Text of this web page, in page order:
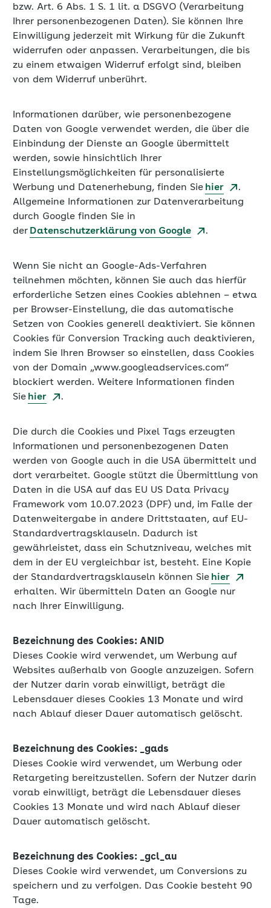
bzw. Art. 6 Abs. 1 S. 1 lit. a DSGVO (Verarbeitung
Ihrer personenbezogenen Daten). Sie können Ihre
Einwilligung jederzeit mit Wirkung für die Zukunft
widerrufen oder anpassen. Verarbeitungen, die bis
zu einem etwaigen Widerruf erfolgt sind, bleiben
von dem Widerruf unberührt.
Informationen darüber, wie personenbezogene
Daten von Google verwendet werden, die über die
Einbindung der Dienste an Google übermittelt
werden, sowie hinsichtlich Ihrer
Einstellungsmöglichkeiten für personalisierte
Werbung und Datenerhebung, finden Sie hier
.
Allgemeine Informationen zur Datenverarbeitung
durch Google finden Sie in
der Datenschutzerklärung von Google .
Wenn Sie nicht an Google-Ads-Verfahren
teilnehmen möchten, können Sie auch das hierfür
erforderliche Setzen eines Cookies ablehnen – etwa
per Browser-Einstellung, die das automatische
Setzen von Cookies generell deaktiviert. Sie können
Cookies für Conversion Tracking auch deaktivieren,
indem Sie Ihren Browser so einstellen, dass Cookies
von der Domain „www.googleadservices.com“
blockiert werden. Weitere Informationen finden
Sie hier .
Die durch die Cookies und Pixel Tags erzeugten
Informationen und personenbezogenen Daten
werden von Google auch in die USA übermittelt und
dort verarbeitet. Google stützt die Übermittlung von
Daten in die USA auf das EU US Data Privacy
Framework vom 10.07.2023 (DPF) und, im Falle der
Datenweitergabe in andere Drittstaaten, auf EU-
Standardvertragsklauseln. Dadurch ist
gewährleistet, dass ein Schutzniveau, welches mit
dem in der EU vergleichbar ist, besteht. Eine Kopie
der Standardvertragsklauseln können Sie hier
erhalten. Wir übermitteln Daten an Google nur
nach Ihrer Einwilligung.
Bezeichnung des Cookies: ANID
Dieses Cookie wird verwendet, um Werbung auf
Websites außerhalb von Google anzuzeigen. Sofern
der Nutzer darin vorab einwilligt, beträgt die
Lebensdauer dieses Cookies 13 Monate und wird
nach Ablauf dieser Dauer automatisch gelöscht.
Bezeichnung des Cookies: _gads
Dieses Cookie wird verwendet, um Werbung oder
Retargeting bereitzustellen. Sofern der Nutzer darin
vorab einwilligt, beträgt die Lebensdauer dieses
Cookies 13 Monate und wird nach Ablauf dieser
Dauer automatisch gelöscht.
Bezeichnung des Cookies: _gcl_au
Dieses Cookie wird verwendet, um Conversions zu
speichern und zu verfolgen. Das Cookie besteht 90
Tage.